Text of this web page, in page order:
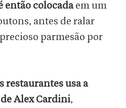
então colocadaem um
antes de ralar
parmesão por
restaurantes usa a
Alex Cardini,